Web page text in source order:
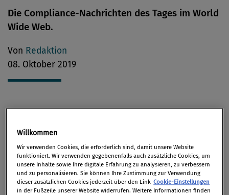
Die Compliance-Nachrichten des Tages im World
Wide Web.
Von Redaktion
08. Oktober 2019
Heute und morgen werden in Luxemburg die
Justizminister der EU eine Debatte über
Maßnahmen zur Bekämpfung von Korruptionführen.
(ORF.at)
Willkommen
Wir verwenden Cookies, die erforderlich sind, damit unsere Website
funktioniert. Wir verwenden gegebenenfalls auch zusätzliche Cookies, um
unsere Inhalte sowie Ihre digitale Erfahrung zu analysieren, zu verbessern
und zu personalisieren. Sie können Ihre Zustimmung zur Verwendung
dieser zusätzlichen Cookies jederzeit über den Link Cookie-Einstellungen
in der Fußzeile unserer Website widerrufen. Weitere Informationen finden